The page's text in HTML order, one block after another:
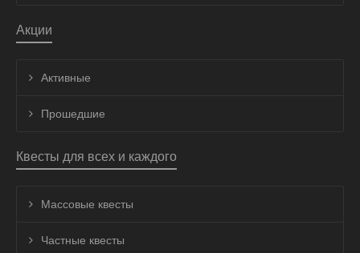
Акции
Активные
Прошедшие
Квесты для всех и каждого
Массовые квесты
Частные квесты